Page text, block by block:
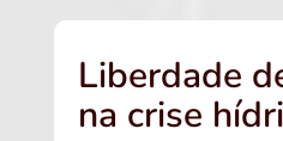
Liberdade
na crise